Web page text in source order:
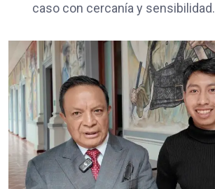
caso con cercanía y sensibilidad.